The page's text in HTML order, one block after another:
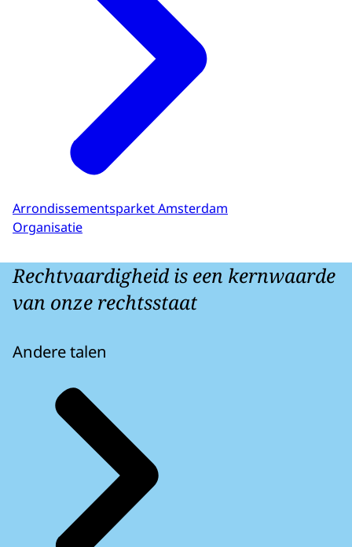
Arrondissementsparket Amsterdam
Organisatie
Rechtvaardigheid is een kernwaarde
van onze rechtsstaat
Andere talen